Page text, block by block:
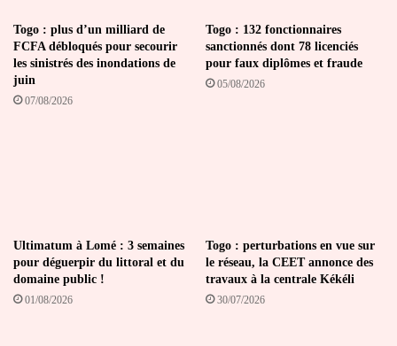
Togo : plus d’un milliard de
FCFA débloqués pour secourir
les sinistrés des inondations de
juin
07/08/2026
Togo : 132 fonctionnaires
sanctionnés dont 78 licenciés
pour faux diplômes et fraude
05/08/2026
Ultimatum à Lomé : 3 semaines
pour déguerpir du littoral et du
domaine public !
01/08/2026
Togo : perturbations en vue sur
le réseau, la CEET annonce des
travaux à la centrale Kékéli
30/07/2026